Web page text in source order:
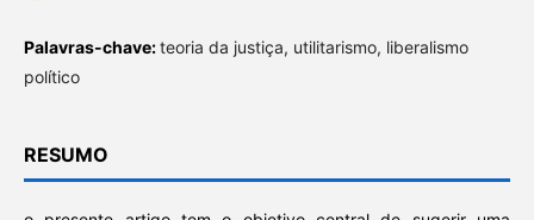
Palavras-chave:teoria da justiça, utilitarismo, liberalismo
político
RESUMO